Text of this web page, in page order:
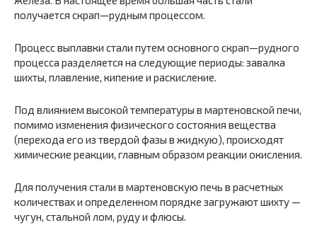
получается скрап—рудным процессом.
Процесс выплавки стали путем основного скрап—рудного
процесса разделяется на следующие периоды: завалка
шихты, плавление, кипение и раскисление.
Под влиянием высокой температуры в мартеновской печи,
помимо изменения физического состояния вещества
(перехода его из твердой фазы в жидкую), происходят
химические реакции, главным образом реакции окисления.
Для получения стали в мартеновскую печь в расчетных
количествах и определенном порядке загружают шихту —
чугун, стальной лом, руду и флюсы.